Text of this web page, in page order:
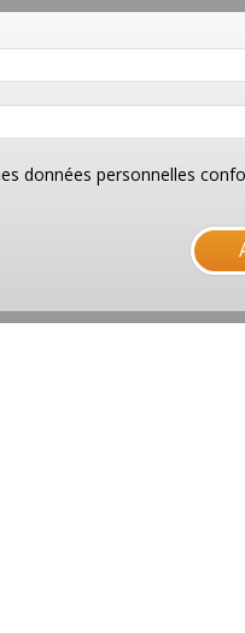
données personnelles